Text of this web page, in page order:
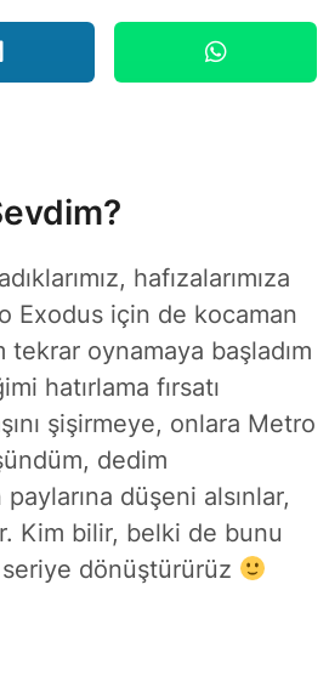
hafızalarımıza
Exodus için de kocaman
tekrar oynamaya başladım
hatırlama fırsatı
şişirmeye, onlara Metro
dedim
düşeni alsınlar,
Kim bilir, belki de bunu
seriye dönüştürürüz